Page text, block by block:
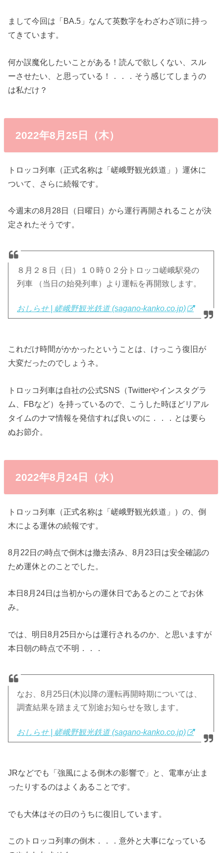
まして今回は「BA.5」なんて英数字をわざわざ頭に持っ
てきています。
何か誤魔化したいことがある！読んで欲しくない、スル
ーさせたい、と思っている！．．．そう感じてしまうの
は私だけ？
2022年8月25日（木）
トロッコ列車（正式名称は「嵯峨野観光鉄道」）運休に
ついて、さらに続報です。
今週末の8月28日（日曜日）から運行再開されることが決
定されたそうです。
８月２８日（日）１０時０２分トロッコ嵯峨駅発の
列車 （当日の始発列車）より運転を再開致します。
おしらせ | 嵯峨野観光鉄道 (sagano-kanko.co.jp)
これだけ時間がかかったということは、けっこう復旧が
大変だったのでしょうネ。
トロッコ列車は自社の公式SNS（Twitterやインスタグラ
ム、FBなど）を持っているので、こうした時ほどリアル
タイムのナマ情報を発信すれば良いのに．．．とは要ら
ぬお節介。
2022年8月24日（水）
トロッコ列車（正式名称は「嵯峨野観光鉄道」）の、倒
木による運休の続報です。
8月22日の時点で倒木は撤去済み、8月23日は安全確認の
ため運休とのことでした。
本日8月24日は当初からの運休日であるとのことでお休
み。
では、明日8月25日からは運行されるのか、と思いますが
本日朝の時点で不明．．．
なお、8月25日(木)以降の運転再開時期については、
調査結果を踏まえて別途お知らせを致します。
おしらせ | 嵯峨野観光鉄道 (sagano-kanko.co.jp)
JRなどでも「強風による倒木の影響で」と、電車が止ま
ったりするのはよくあることです。
でも大体はその日のうちに復旧しています。
このトロッコ列車の倒木．．．意外と大事になっている